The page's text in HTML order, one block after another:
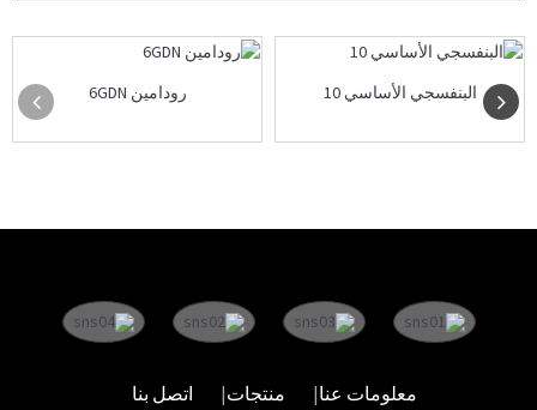
البنفسجي الأساسي 10 رودامين 6GDN
معلومات عنا منتجات اتصل بنا